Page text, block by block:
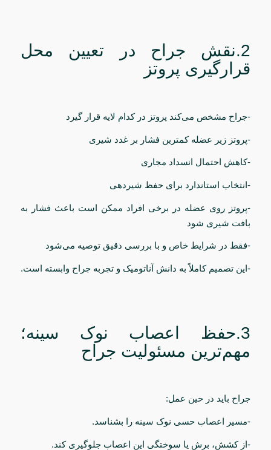
2.نقش جراح در تعیین محل
قرارگیری پروتز
-جراح مشخص می‌کند پروتز در کدام لایه قرار گیرد
-پروتز زیر عضله کمترین فشار بر غدد شیری
-کاهش احتمال انسداد مجاری
-انتخاب استاندارد برای حفظ شیردهی
-پروتز روی عضله در برخی افراد ممکن است باعث فشار به
بافت شیری شود
-فقط در شرایط خاص و با بررسی دقیق توصیه می‌شود
-این تصمیم کاملاً به دانش آناتومیک و تجربه جراح وابسته است.
3.حفظ اعصاب نوک سینه؛
مهم‌ترین مسئولیت جراح
جراح باید در حین عمل:
-مسیر اعصاب حسی نوک سینه را بشناسد.
-از کشش، برش یا سوختگی این اعصاب جلوگیری کند.